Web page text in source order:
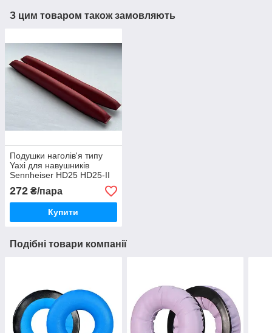
З цим товаром також замовляють
Подушки наголів'я типу
Yaxi для навушників
Sennheiser HD25 HD25-II
HD25C-II
272 ₴/пара
Купити
Подібні товари компанії